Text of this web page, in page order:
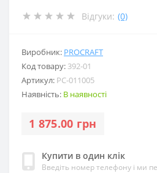
Відгуки: (0)
Виробник: PROCRAFT
Код товару: 392-01
Артикул: PC-011005
Наявність: В наявності
1 875.00 грн
Купити в один клік
Введіть номер телефону і ми